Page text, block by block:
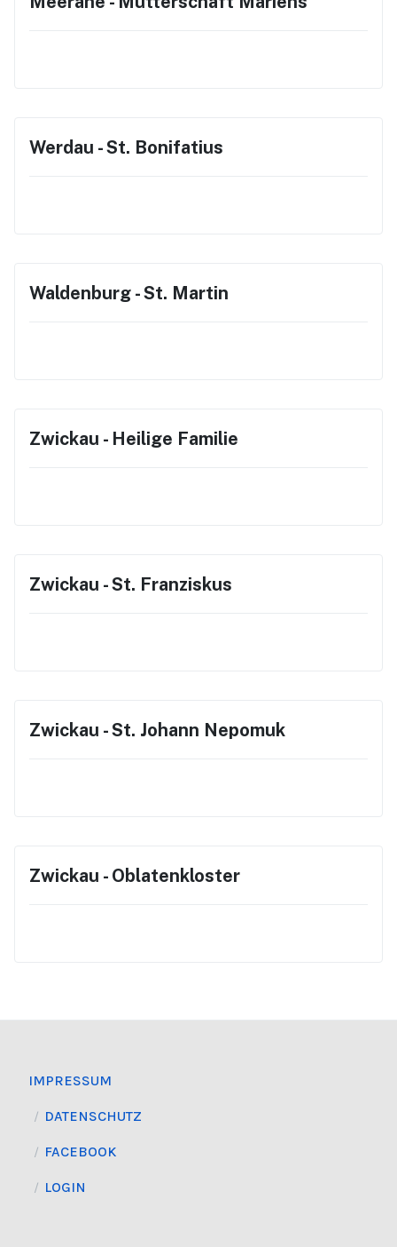
Werdau - St. Bonifatius
Waldenburg - St. Martin
Zwickau - Heilige Familie
Zwickau - St. Franziskus
Zwickau - St. Johann Nepomuk
Zwickau - Oblatenkloster
IMPRESSUM
DATENSCHUTZ
FACEBOOK
LOGIN